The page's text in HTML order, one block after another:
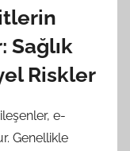
Sağlık
Riskler
e-
Genellikle